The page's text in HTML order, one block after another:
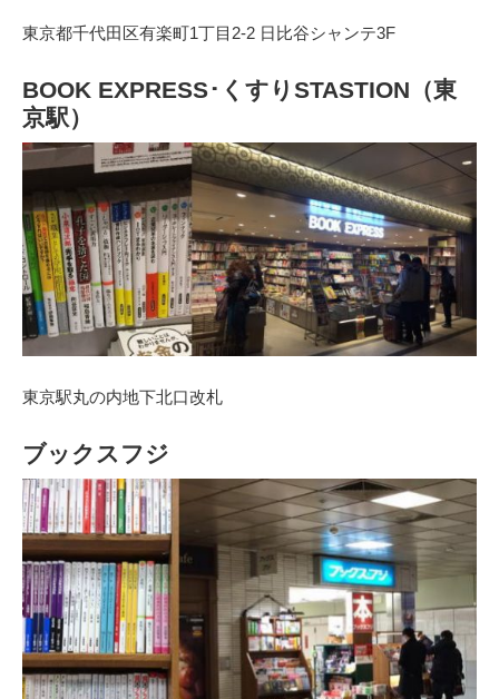
東京都千代田区有楽町1丁目2-2 日比谷シャンテ3F
BOOK EXPRESS･くすりSTASTION（東
京駅）
東京駅丸の内地下北口改札
ブックスフジ